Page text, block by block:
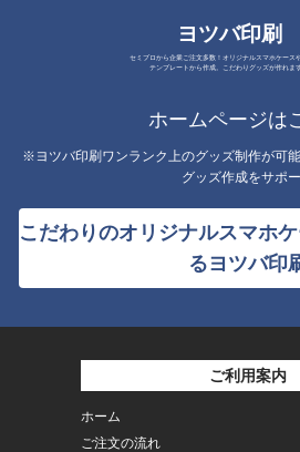
ヨツバ印刷
セミプロから企業ご注文多数！オリジナルスマホケース
テンプレートから作成。こだわりグッズが作れます
ホームページは
※ヨツバ印刷ワンランク上のグッズ制作が可
グッズ作成をサポ
こだわりのオリジナルスマホ
るヨツバ印
ご利用案内
ホーム
ご注文の流れ